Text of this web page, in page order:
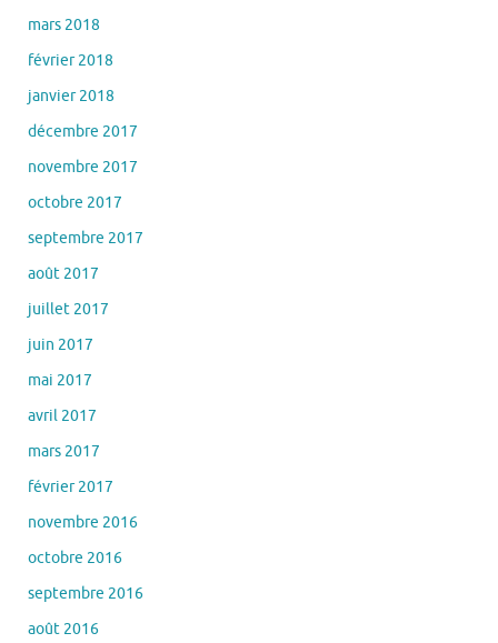
mars 2018
février 2018
janvier 2018
décembre 2017
novembre 2017
octobre 2017
septembre 2017
août 2017
juillet 2017
juin 2017
mai 2017
avril 2017
mars 2017
février 2017
novembre 2016
octobre 2016
septembre 2016
août 2016